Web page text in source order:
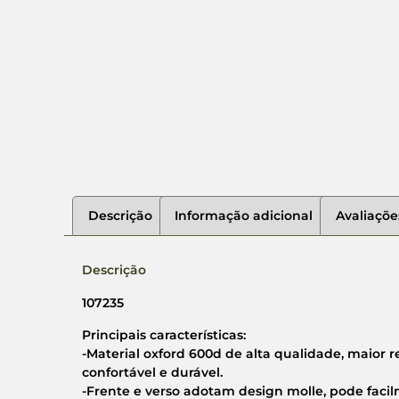
Descrição Informação adicional
Descrição
107235
Principais características:
-Material oxford 600d de alta qualidade, maior
confortável e durável.
-Frente e verso adotam design molle, pode